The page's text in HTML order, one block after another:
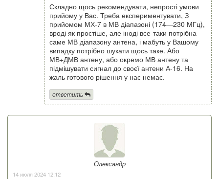
Складно щось рекомендувати, непрості умови
прийому у Вас. Треба експериментувати, З
прийомом МХ-7 в МВ діапазоні (174—230 МГц),
вроді як простіше, але іноді все-таки потрібна
саме МВ діапазону антена, і мабуть у Вашому
випадку потрібно шукати щось таке. Або
МВ+ДМВ антену, або окремо МВ антену та
підмішувати сигнал до своєї антени А-16. На
жаль готового рішення у нас немає.
ответить
Олександр
14 июля 2024 12:12